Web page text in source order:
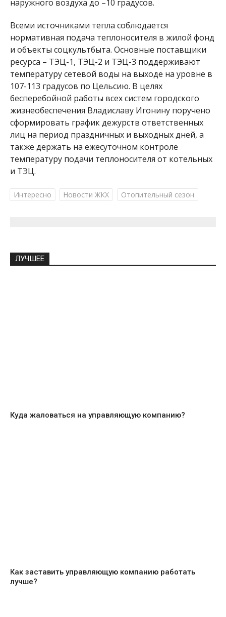
наружного воздуха до –10 градусов.
Всеми источниками тепла соблюдается
нормативная подача теплоносителя в жилой фонд
и объекты соцкультбыта. Основные поставщики
ресурса – ТЭЦ-1, ТЭЦ-2 и ТЭЦ-3 поддерживают
температуру сетевой воды на выходе на уровне в
107-113 градусов по Цельсию. В целях
бесперебойной работы всех систем городского
жизнеобеспечения Владиславу Игонину поручено
сформировать график дежурств ответственных
лиц на период праздничных и выходных дней, а
также держать на ежесуточном контроле
температуру подачи теплоносителя от котельных
и ТЭЦ.
Интересно Новости ЖКХ Отопительный сезон
ЛУЧШЕЕ
Куда жаловаться на управляющую компанию?
Как заставить управляющую компанию работать
лучше?